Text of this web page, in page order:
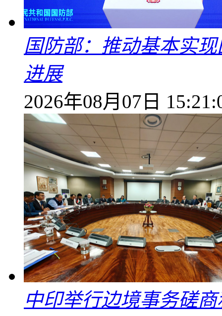
国防部：推动基本实
进展
2026年08月07日
中印举行边境事务磋